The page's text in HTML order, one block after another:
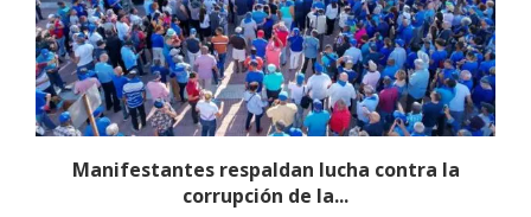
Manifestantes respaldan lucha contra la
corrupción de la...